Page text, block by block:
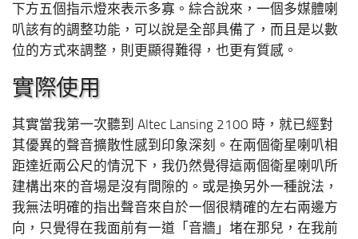
下方五個指示燈來表示多寡。綜合說來，一個多媒體喇
叭該有的調整功能，可以說是全部具備了，而且是以數
位的方式來調整，則更顯得難得，也更有質感。
實際使用
其實當我第一次聽到 Altec Lansing 2100 時，就已經對
其優異的聲音擴散性感到印象深刻。在兩個衛星喇叭相
距達近兩公尺的情況下，我仍然覺得這兩個衛星喇叭所
建構出來的音場是沒有間隙的。或是換另外一種說法，
我無法明確的指出聲音來自於一個很精確的左右兩邊方
向，只覺得在我面前有一道「音牆」堵在那兒，在我前